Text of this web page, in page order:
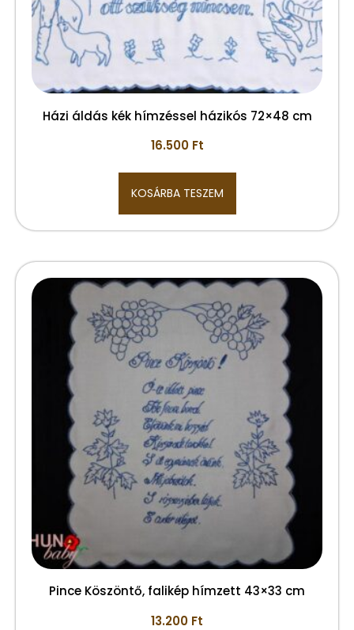
Házi áldás kék hímzéssel házikós 72×48 cm
16.500 Ft
KOSÁRBA TESZEM
Pince Köszöntő, falikép hímzett 43×33 cm
13.200 Ft